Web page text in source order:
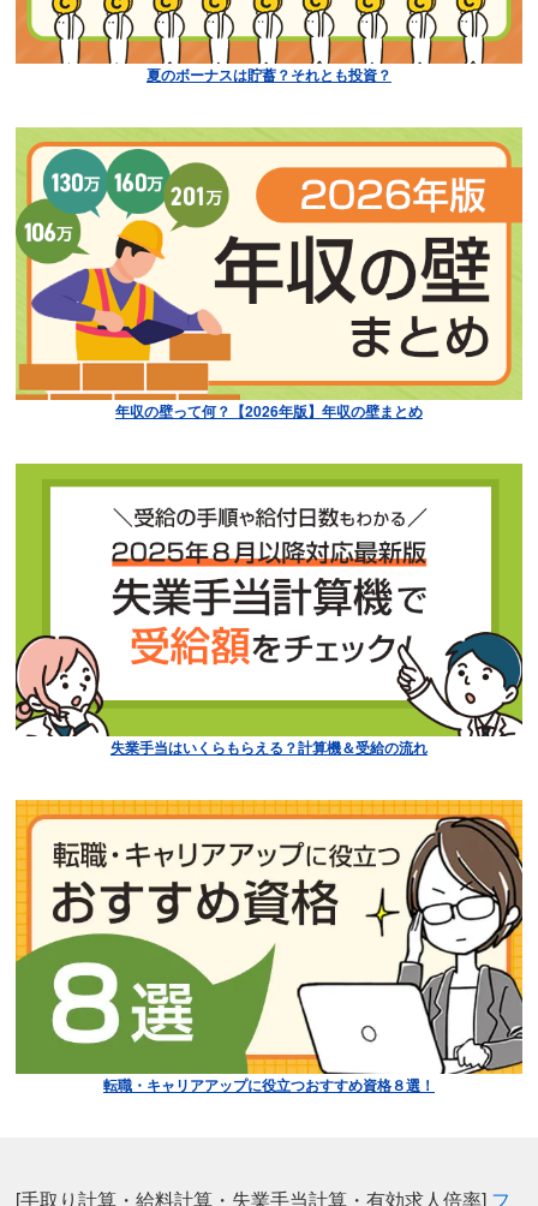
夏のボーナスは貯蓄？それとも投資？
年収の壁って何？【2026年版】年収の壁まとめ
失業手当はいくらもらえる？計算機＆受給の流れ
転職・キャリアアップに役立つおすすめ資格８選！
[手取り計算・給料計算・失業手当計算・有効求人倍率] フ